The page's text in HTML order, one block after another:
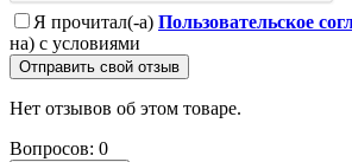
Я прочитал(-а) Пользовательское
на) с условиями
Отправить свой отзыв
Нет отзывов об этом товаре.
Вопросов: 0